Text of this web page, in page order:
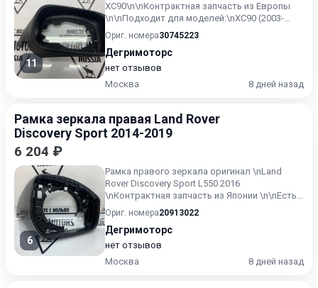
11
XC90\n\nКонтрактная запчасть из Европы
\n\nПодходит для моделей:\nXC90 (2003-
2006)
Ориг. номера30745223
Дегримоторс
нет отзывов
Москва
8 дней назад
Рамка зеркала правая Land Rover
Discovery Sport 2014-2019
6 204 ₽
6
Рамка правого зеркала оригинал \nLand
Rover Discovery Sport L550 2016
\nКонтрактная запчасть из Японии \n\nЕсть
дефект , см. фото\n\nПодходи...
Ориг. номера20913022
Дегримоторс
нет отзывов
Москва
8 дней назад